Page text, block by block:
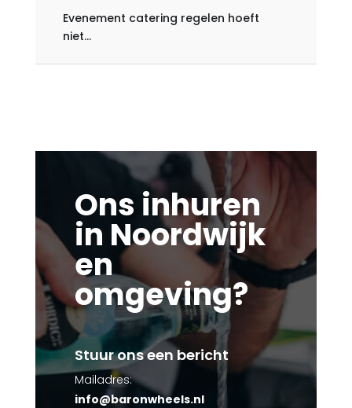
Evenement catering regelen hoeft
niet...
Ons inhuren
in Noordwijk
en
omgeving?
Stuur ons een bericht
Mailadres:
info@baronwheels.nl